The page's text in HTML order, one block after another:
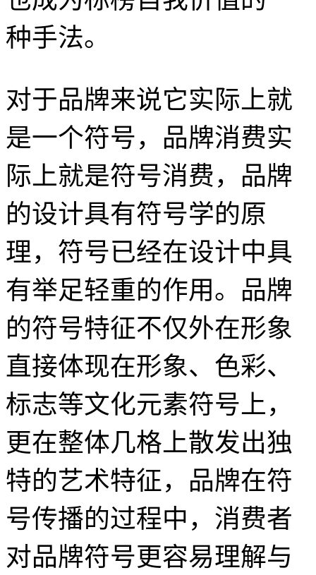
种手法。
对于品牌来说它实际上就
是一个符号，品牌消费实
际上就是符号消费，品牌
的设计具有符号学的原
理，符号已经在设计中具
有举足轻重的作用。品牌
的符号特征不仅外在形象
直接体现在形象、色彩、
标志等文化元素符号上，
更在整体几格上散发出独
特的艺术特征，品牌在符
号传播的过程中，消费者
对品牌符号更容易理解与